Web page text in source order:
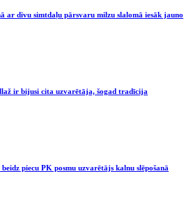
ar divu simtdaļu pārsvaru milzu slalomā iesāk jauno
ir bijusi cita uzvarētāja, šogad tradīcija
piecu PK posmu uzvarētājs kalnu slēpošanā